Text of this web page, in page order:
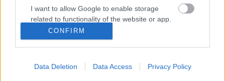
I want to allow Google to enable storage
related to functionality of the website or app.
I want to allow Google to enable storage
related to personalization.
I want to allow Google to enable storage
CONFIRM
Data Deletion Data Access Privacy Policy
Ajánlott bejegyzések:
Augusztusban jön az év legvidámabb
hete